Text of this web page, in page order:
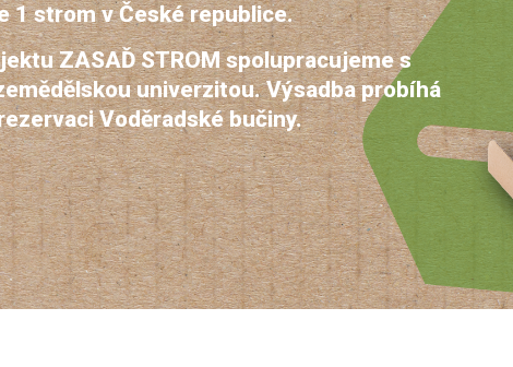
1 strom v České republice.
ZASAĎ STROM spolupracujeme s
univerzitou. Výsadba probíhá
Voděradské bučiny.